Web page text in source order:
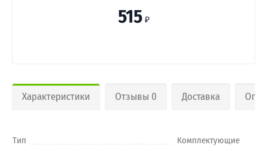
515 ₽
Характеристики Отзывы 0 Доставка
Тип Комплектующие